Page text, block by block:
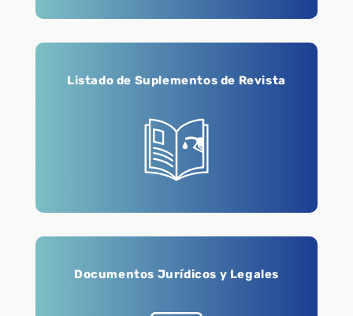
Listado de Suplementos de Revista
Documentos Jurídicos y Legales